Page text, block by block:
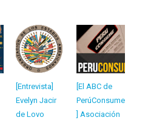
[Entrevista]
Evelyn Jacir
de Lovo
[El ABC de
PerúConsume
] Asociación